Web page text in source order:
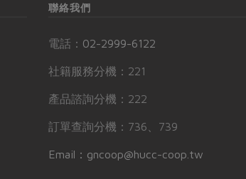
聯絡我們
電話： 02-2999-6122
社籍服務分機：221
產品諮詢分機：222
訂單查詢分機：736、739
Email：gncoop@hucc-coop.tw